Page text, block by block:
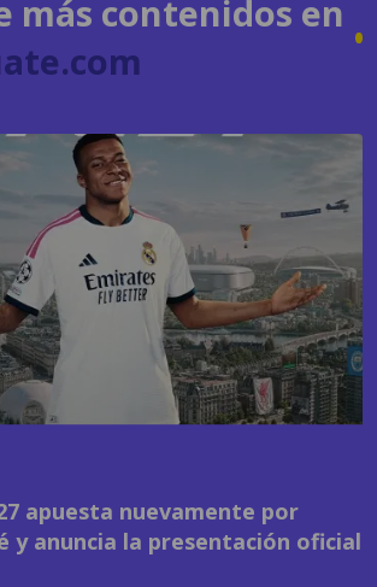
más contenidos en
apuesta nuevamente por
y anuncia la presentación oficial